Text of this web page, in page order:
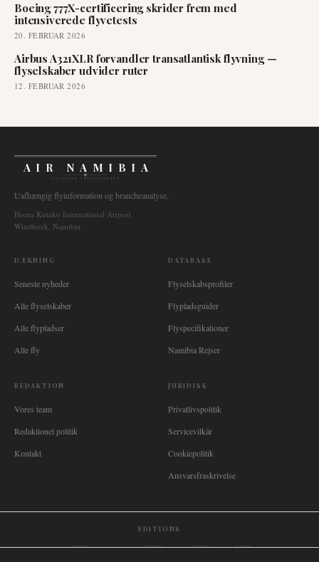
Boeing 777X-certificering skrider frem med
intensiverede flyvetests
20. FEBRUAR 2026
Airbus A321XLR forvandler transatlantisk flyvning —
flyselskaber udvider ruter
12. FEBRUAR 2026
AIR NAMIBIA
AVIATION INTELLIGENCE
Uafhængig flyinformation og brancheanalyse.
Hosea Kutako International Airport
Windhoek, Namibia
DÆKNING
Seneste nyheder
Alle flyselskaber
Alle flypladser
Alle fly
DATABASE
Flyselskabsprofiler
Flypladsguider
Flyspecifikationer
Namibia Rejser
REDAKTION
Vores team
Redaktionel politik
Kontakt
JURIDISK
Privatlivspolitik
Servicevilkår
Cookiepolitik
Ansvarsfraskrivelse
EDITIONS
🌐 International🇬🇧 United Kingdom🇦🇺 Australia🇨🇦 Canada🇳🇿 New Zealand